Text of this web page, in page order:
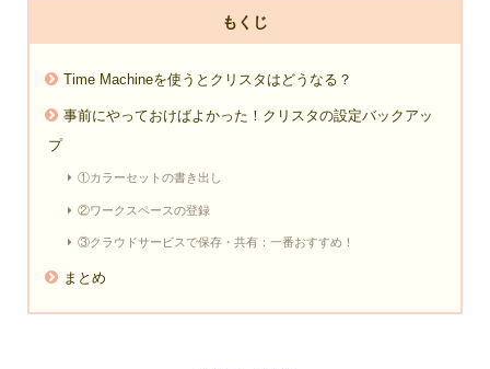
もくじ
Time Machineを使うとクリスタはどうなる？
事前にやっておけばよかった！クリスタの設定バックアッ
プ
①カラーセットの書き出し
②ワークスペースの登録
③クラウドサービスで保存・共有：一番おすすめ！
まとめ